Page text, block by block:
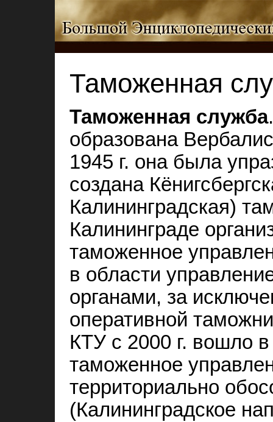
Таможенная
Таможенная служба
образована
1945 г. она была
создана
Калининградская)
Калининграде
таможенное
в области
органами, за
оперативной
КТУ с 2000 г. вошло
таможенное
территориально
(Калининградское